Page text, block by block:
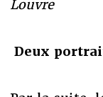
Louvre
Deux